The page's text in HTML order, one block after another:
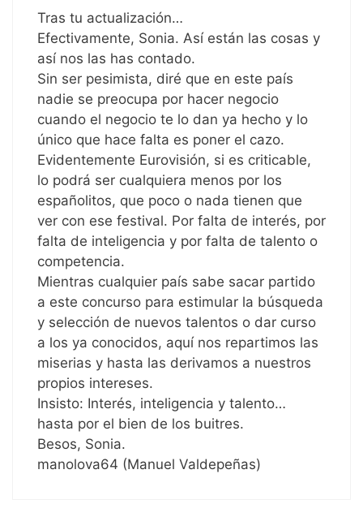
Tras tu actualización…
Efectivamente, Sonia. Así están las cosas y
así nos las has contado.
Sin ser pesimista, diré que en este país
nadie se preocupa por hacer negocio
cuando el negocio te lo dan ya hecho y lo
único que hace falta es poner el cazo.
Evidentemente Eurovisión, si es criticable,
lo podrá ser cualquiera menos por los
españolitos, que poco o nada tienen que
ver con ese festival. Por falta de interés, por
falta de inteligencia y por falta de talento o
competencia.
Mientras cualquier país sabe sacar partido
a este concurso para estimular la búsqueda
y selección de nuevos talentos o dar curso
a los ya conocidos, aquí nos repartimos las
miserias y hasta las derivamos a nuestros
propios intereses.
Insisto: Interés, inteligencia y talento…
hasta por el bien de los buitres.
Besos, Sonia.
manolova64 (Manuel Valdepeñas)